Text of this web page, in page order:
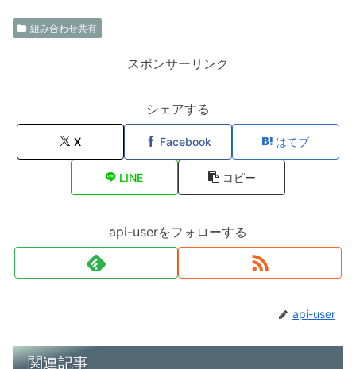
組み合わせ共有
スポンサーリンク
シェアする
X Facebook はてブ
LINE コピー
api-userをフォローする
api-user
関連記事